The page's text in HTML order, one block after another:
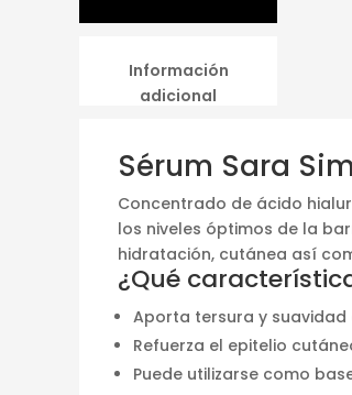
Información
adicional
Sérum Sara
Concentrado de ácido
los niveles óptimos de la
hidratación, cutánea así
¿Qué
Aporta tersura y
Refuerza el epitelio
Puede utilizarse como